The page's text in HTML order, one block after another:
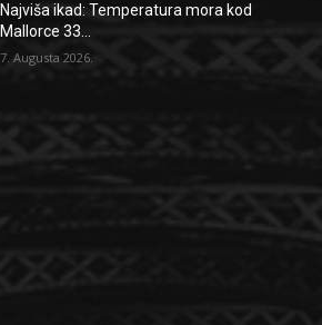
Najviša ikad: Temperatura mora kod
Mallorce 33...
7. Augusta 2026.